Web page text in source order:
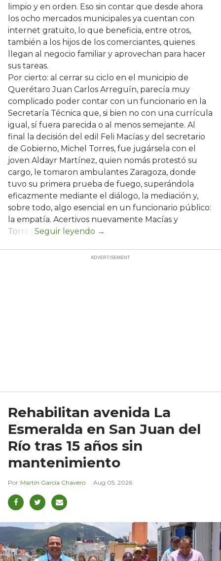
limpio y en orden. Eso sin contar que desde ahora
los ocho mercados municipales ya cuentan con
internet gratuito, lo que beneficia, entre otros,
también a los hijos de los comerciantes, quienes
llegan al negocio familiar y aprovechan para hacer
sus tareas.
Por cierto: al cerrar su ciclo en el municipio de
Querétaro Juan Carlos Arreguín, parecía muy
complicado poder contar con un funcionario en la
Secretaría Técnica que, si bien no con una currícula
igual, sí fuera parecida o al menos semejante. Al
final la decisión del edil Feli Macías y del secretario
de Gobierno, Michel Torres, fue jugársela con el
joven Aldayr Martínez, quien nomás protestó su
cargo, le tomaron ambulantes Zaragoza, donde
tuvo su primera prueba de fuego, superándola
eficazmente mediante el diálogo, la mediación y,
sobre todo, algo esencial en un funcionario público:
la empatía. Acertivos nuevamente Macías y
Torres.
Rehabilitan avenida La
Esmeralda en San Juan del
Río tras 15 años sin
mantenimiento
Martín García Chavero Aug 05, 2026